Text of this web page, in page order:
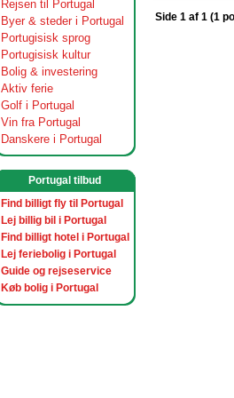
Rejsen til Portugal
Byer & steder i Portugal
Portugisisk sprog
Portugisisk kultur
Bolig & investering
Aktiv ferie
Golf i Portugal
Vin fra Portugal
Danskere i Portugal
Portugal tilbud
Find billigt fly til Portugal
Lej billig bil i Portugal
Find billigt hotel i Portugal
Lej feriebolig i Portugal
Guide og rejseservice
Køb bolig i Portugal
Side 1 af 1 (1